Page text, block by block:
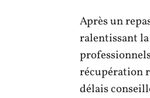
Après un
ralentissant
récupération
délais